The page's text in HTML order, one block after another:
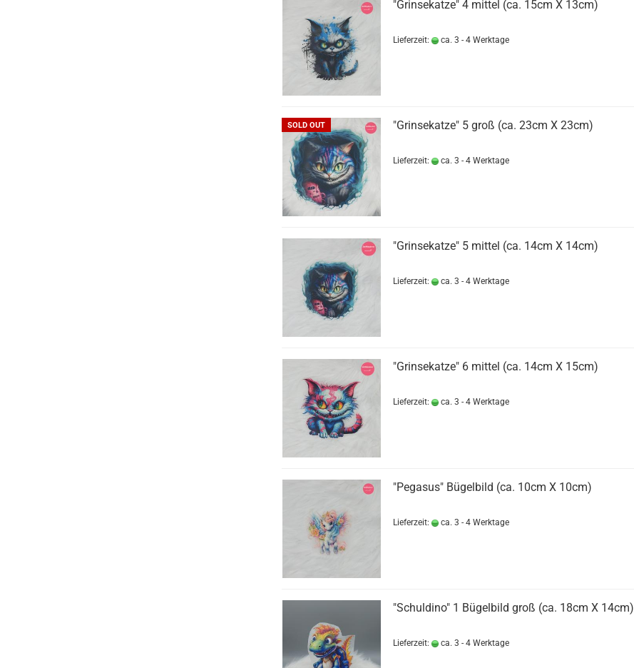
"Grinsekatze" 4 mittel (ca. 15cm X 13cm)
Lieferzeit: ca. 3 - 4 Werktage
SOLD OUT "Grinsekatze" 5 groß (ca. 23cm X 23cm)
Lieferzeit: ca. 3 - 4 Werktage
"Grinsekatze" 5 mittel (ca. 14cm X 14cm)
Lieferzeit: ca. 3 - 4 Werktage
"Grinsekatze" 6 mittel (ca. 14cm X 15cm)
Lieferzeit: ca. 3 - 4 Werktage
"Pegasus" Bügelbild (ca. 10cm X 10cm)
Lieferzeit: ca. 3 - 4 Werktage
"Schuldino" 1 Bügelbild groß (ca. 18cm X 14cm)
Lieferzeit: ca. 3 - 4 Werktage